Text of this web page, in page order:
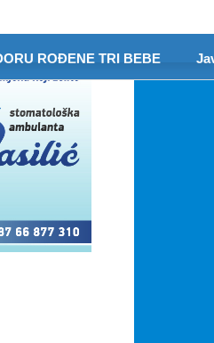
TRI BEBE Javor: